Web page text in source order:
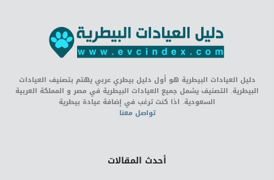
دليل العيادات البيطرية هو أول دليل بيطري عربي يهتم بتصنيف العيادات
البيطرية. التصنيف يشمل جميع العيادات البيطرية في مصر و المملكة العربية
السعودية. اذا كنت ترغب في إضافة عيادة بيطرية
تواصل معنا
أحدث المقالات